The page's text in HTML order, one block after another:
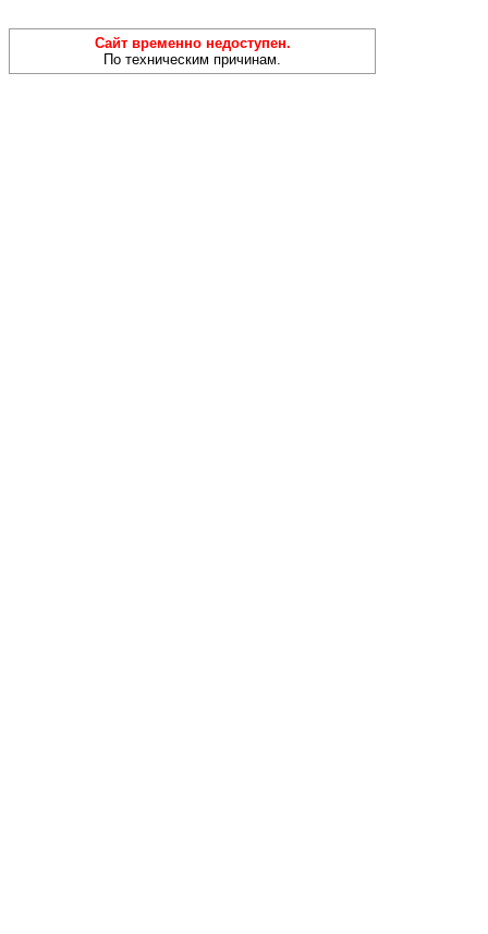
Сайт временно недоступен.
По техническим причинам.